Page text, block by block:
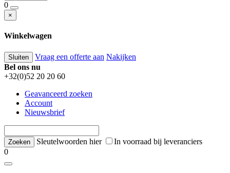
0
×
Winkelwagen
Sluiten Vraag een offerte aan Nakijken
Bel ons nu
+32(0)52 20 20 60
Geavanceerd zoeken
Account
Nieuwsbrief
Sleutelwoorden hier
In voorraad bij leveranciers
0